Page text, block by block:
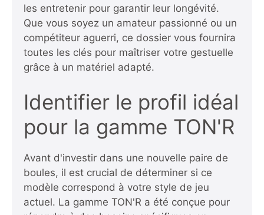
les entretenir pour garantir leur longévité.
Que vous soyez un amateur passionné ou un
compétiteur aguerri, ce dossier vous fournira
toutes les clés pour maîtriser votre gestuelle
grâce à un matériel adapté.
Identifier le profil idéal
pour la gamme TON'R
Avant d'investir dans une nouvelle paire de
boules, il est crucial de déterminer si ce
modèle correspond à votre style de jeu
actuel. La gamme TON'R a été conçue pour